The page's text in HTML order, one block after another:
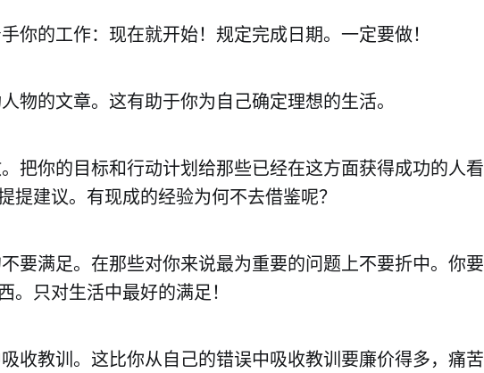
的工作：现在就开始！规定完成日期。一定要做！
物的文章。这有助于你为自己确定理想的生活。
把你的目标和行动计划给那些已经在这方面获得成功的人看
提建议。有现成的经验为何不去借鉴呢？
要满足。在那些对你来说最为重要的问题上不要折中。你要
。只对生活中最好的满足！
收教训。这比你从自己的错误中吸收教训要廉价得多，痛苦